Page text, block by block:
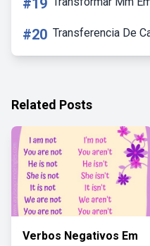
#19
#20 Transferencia De
Related Posts
Verbos Negativos Em